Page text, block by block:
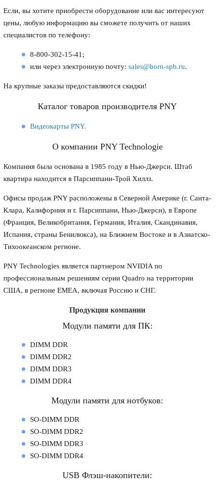
Если, вы хотите приобрести оборудование или вас интересуют
цены, любую информацию вы сможете получить от наших
специалистов по телефону:
8-800-302-15-41;
или через электронную почту:sales@born-spb.ru.
На крупные заказы предоставляются скидки!
Каталог товаров производителя PNY
Видеокарты PNY.
О компании PNY Technologie
Компания была основана в 1985 году в Нью-Джерси. Штаб
квартира находится в Парсиппани-Трой Хиллз.
Офисы продаж PNY расположены в Северной Америке (г. Санта-
Клара, Калифорния и г. Парсиппани, Нью-Джерси), в Европе
(Франция, Великобритания, Германия, Италия, Скандинавия,
Испания, страны Бенилюкса), на Ближнем Востоке и в Азиатско-
Тихоокеанском регионе.
PNY Technologies является партнером NVIDIA по
профессиональным решениям серии Quadro на территории
США, в регионе EMEA, включая Россию и СНГ.
Продукция компании
Модули памяти для ПК:
DIMM DDR
DIMM DDR2
DIMM DDR3
DIMM DDR4
Модули памяти для нотбуков:
SO-DIMM DDR
SO-DIMM DDR2
SO-DIMM DDR3
SO-DIMM DDR4
USB Флэш-накопители: